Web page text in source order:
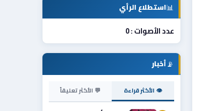
📊استطلاع الرأي
عدد الأصوات : 0
📡أخبار
👁 الأكثر قراءة 💬 الأكثر تعليقاً